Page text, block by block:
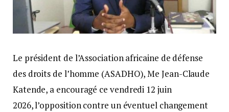
Le président de l’Association africaine de défense
des droits de l’homme (ASADHO), Me Jean-Claude
Katende, a encouragé ce vendredi 12 juin
2026, l’opposition contre un éventuel changement